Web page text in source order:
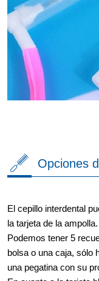
Opciones
El cepillo interdental
la tarjeta de la ampolla.
Podemos tener 5
bolsa o una caja, sólo
una pegatina con su